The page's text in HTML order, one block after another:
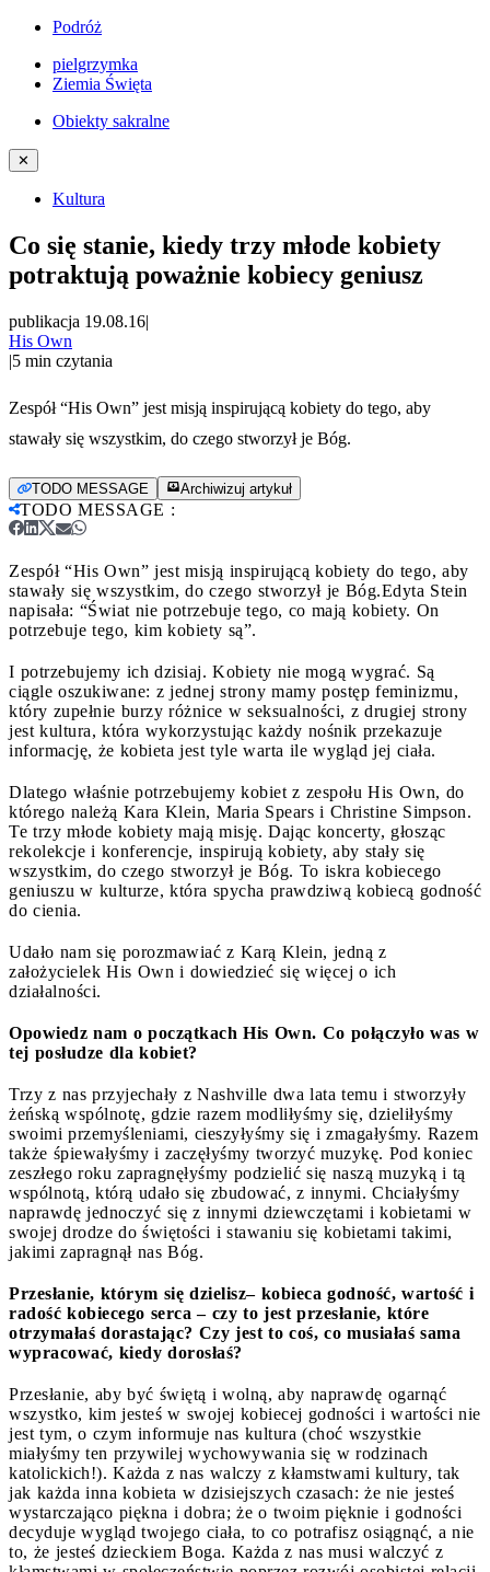
Podróż
pielgrzymka
Ziemia Święta
Obiekty sakralne
✕
Kultura
Co się stanie, kiedy trzy młode kobiety
potraktują poważnie kobiecy geniusz
publikacja 19.08.16|
His Own
|5 min czytania
Zespół “His Own” jest misją inspirującą kobiety do tego, aby
stawały się wszystkim, do czego stworzył je Bóg.
TODO MESSAGE Archiwizuj artykuł
TODO MESSAGE :
Zespół “His Own” jest misją inspirującą kobiety do tego, aby
stawały się wszystkim, do czego stworzył je Bóg.Edyta Stein
napisała: “Świat nie potrzebuje tego, co mają kobiety. On
potrzebuje tego, kim kobiety są”.
I potrzebujemy ich dzisiaj. Kobiety nie mogą wygrać. Są
ciągle oszukiwane: z jednej strony mamy postęp feminizmu,
który zupełnie burzy różnice w seksualności, z drugiej strony
jest kultura, która wykorzystując każdy nośnik przekazuje
informację, że kobieta jest tyle warta ile wygląd jej ciała.
Dlatego właśnie potrzebujemy kobiet z zespołu His Own, do
którego należą Kara Klein, Maria Spears i Christine Simpson.
Te trzy młode kobiety mają misję. Dając koncerty, głosząc
rekolekcje i konferencje, inspirują kobiety, aby stały się
wszystkim, do czego stworzył je Bóg. To iskra kobiecego
geniuszu w kulturze, która spycha prawdziwą kobiecą godność
do cienia.
Udało nam się porozmawiać z Karą Klein, jedną z
założycielek His Own i dowiedzieć się więcej o ich
działalności.
Opowiedz nam o początkach His Own. Co połączyło was w
tej posłudze dla kobiet?
Trzy z nas przyjechały z Nashville dwa lata temu i stworzyły
żeńską wspólnotę, gdzie razem modliłyśmy się, dzieliłyśmy
swoimi przemyśleniami, cieszyłyśmy się i zmagałyśmy. Razem
także śpiewałyśmy i zaczęłyśmy tworzyć muzykę. Pod koniec
zeszłego roku zapragnęłyśmy podzielić się naszą muzyką i tą
wspólnotą, którą udało się zbudować, z innymi. Chciałyśmy
naprawdę jednoczyć się z innymi dziewczętami i kobietami w
swojej drodze do świętości i stawaniu się kobietami takimi,
jakimi zapragnął nas Bóg.
Przesłanie, którym się dzielisz– kobieca godność, wartość i
radość kobiecego serca – czy to jest przesłanie, które
otrzymałaś dorastając? Czy jest to coś, co musiałaś sama
wypracować, kiedy dorosłaś?
Przesłanie, aby być świętą i wolną, aby naprawdę ogarnąć
wszystko, kim jesteś w swojej kobiecej godności i wartości nie
jest tym, o czym informuje nas kultura (choć wszystkie
miałyśmy ten przywilej wychowywania się w rodzinach
katolickich!). Każda z nas walczy z kłamstwami kultury, tak
jak każda inna kobieta w dzisiejszych czasach: że nie jesteś
wystarczająco piękna i dobra; że o twoim pięknie i godności
decyduje wygląd twojego ciała, to co potrafisz osiągnąć, a nie
to, że jesteś dzieckiem Boga. Każda z nas musi walczyć z